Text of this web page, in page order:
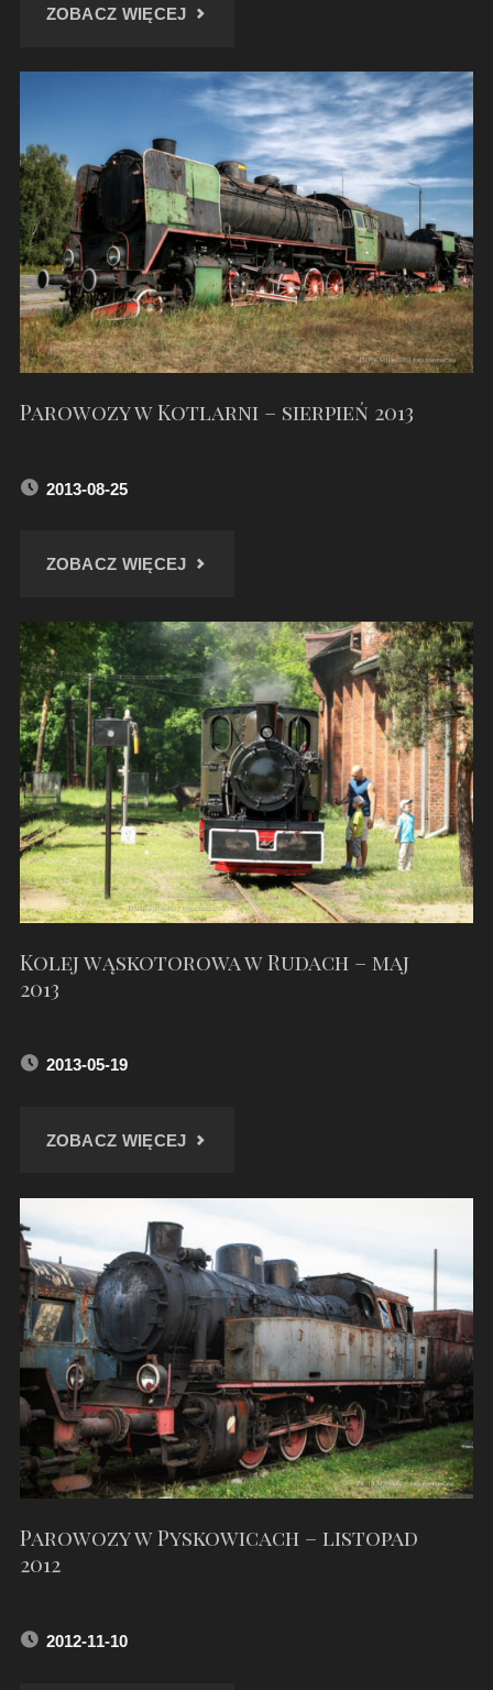
ZOBACZ WIĘCEJ"PAROWÓZ
TY2-
5680"
Parowozy w Kotlarni – sierpień 2013
2013-08-25
ZOBACZ WIĘCEJ"PAROWOZY
KOTLARNI
–
SIERPIEŃ
2013"
Kolej wąskotorowa w Rudach – maj
2013
2013-05-19
ZOBACZ WIĘCEJ"KOLEJ
W
RUDACH
–
MAJ
2013"
Parowozy w Pyskowicach – listopad
2012
2012-11-10